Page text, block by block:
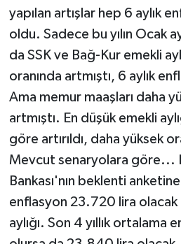
yapılan artışlar hep 6 aylık
oldu. Sadece bu yılın Ocak
da SSK ve Bağ-Kur emekli
oranında artmıştı, 6 aylık
Ama memur maaşları daha
artmıştı. En düşük emekli
göre artırıldı, daha yüksek
Mevcut senaryolara göre...
Bankası'nın beklenti
enflasyon 23.720 lira olacak
aylığı. Son 4 yıllık ortalama